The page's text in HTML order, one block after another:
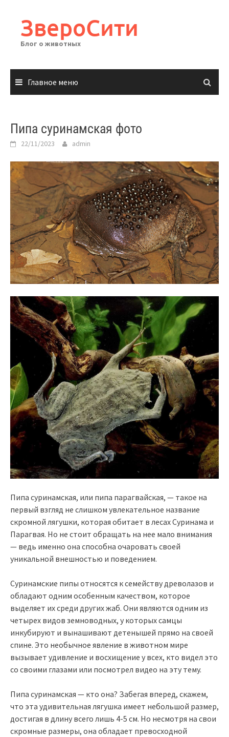
содержимому
ЗвероСити
Блог о животных
Главное меню
Пипа суринамская фото
22/11/2023 admin
Пипа суринамская, или пипа парагвайская, — такое на
первый взгляд не слишком увлекательное название
скромной лягушки, которая обитает в лесах Суринама и
Парагвая. Но не стоит обращать на нее мало внимания
— ведь именно она способна очаровать своей
уникальной внешностью и поведением.
Суринамские пипы относятся к семейству древолазов и
обладают одним особенным качеством, которое
выделяет их среди других жаб. Они являются одним из
четырех видов земноводных, у которых самцы
инкубируют и вынашивают детенышей прямо на своей
спине. Это необычное явление в животном мире
вызывает удивление и восхищение у всех, кто видел это
со своими глазами или посмотрел видео на эту тему.
Пипа суринамская — кто она? Забегая вперед, скажем,
что эта удивительная лягушка имеет небольшой размер,
достигая в длину всего лишь 4-5 см. Но несмотря на свои
скромные размеры, она обладает превосходной